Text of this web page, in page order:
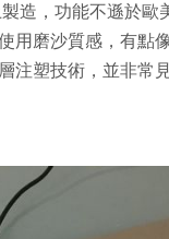
造，功能不遜於歐
用磨沙質感，有點
塑技術，並非常